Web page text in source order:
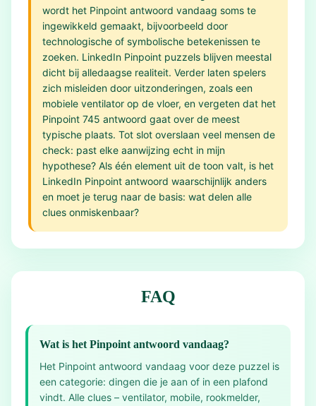
wordt het Pinpoint antwoord vandaag soms te
ingewikkeld gemaakt, bijvoorbeeld door
technologische of symbolische betekenissen te
zoeken. LinkedIn Pinpoint puzzels blijven meestal
dicht bij alledaagse realiteit. Verder laten spelers
zich misleiden door uitzonderingen, zoals een
mobiele ventilator op de vloer, en vergeten dat het
Pinpoint 745 antwoord gaat over de meest
typische plaats. Tot slot overslaan veel mensen de
check: past elke aanwijzing echt in mijn
hypothese? Als één element uit de toon valt, is het
LinkedIn Pinpoint antwoord waarschijnlijk anders
en moet je terug naar de basis: wat delen alle
clues onmiskenbaar?
FAQ
Wat is het Pinpoint antwoord vandaag?
Het Pinpoint antwoord vandaag voor deze puzzel is
een categorie: dingen die je aan of in een plafond
vindt. Alle clues – ventilator, mobile, rookmelder,